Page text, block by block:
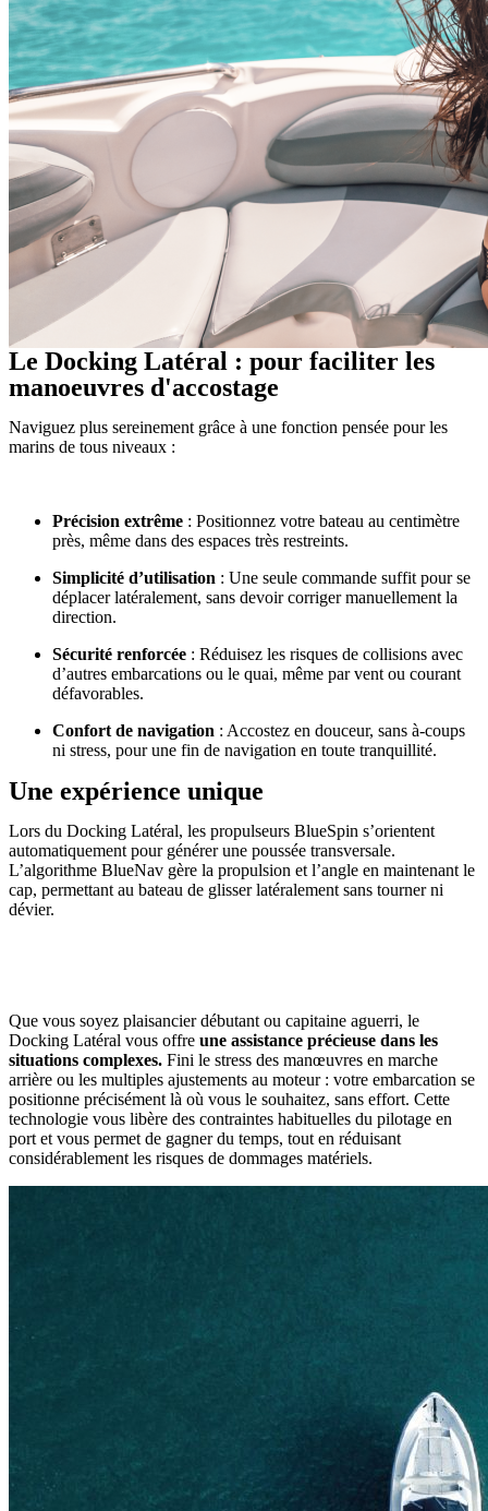
Le Docking Latéral : pour faciliter les
manoeuvres d'accostage
Naviguez plus sereinement grâce à une fonction pensée pour les
marins de tous niveaux :
Précision extrême : Positionnez votre bateau au centimètre
près, même dans des espaces très restreints.
Simplicité d’utilisation : Une seule commande suffit pour se
déplacer latéralement, sans devoir corriger manuellement la
direction.
Sécurité renforcée : Réduisez les risques de collisions avec
d’autres embarcations ou le quai, même par vent ou courant
défavorables.
Confort de navigation : Accostez en douceur, sans à-coups
ni stress, pour une fin de navigation en toute tranquillité.
Une expérience unique
Lors du Docking Latéral, les propulseurs BlueSpin s’orientent
automatiquement pour générer une poussée transversale.
L’algorithme BlueNav gère la propulsion et l’angle en maintenant le
cap, permettant au bateau de glisser latéralement sans tourner ni
dévier.
Que vous soyez plaisancier débutant ou capitaine aguerri, le
Docking Latéral vous offre une assistance précieuse dans les
situations complexes. Fini le stress des manœuvres en marche
arrière ou les multiples ajustements au moteur : votre embarcation se
positionne précisément là où vous le souhaitez, sans effort. Cette
technologie vous libère des contraintes habituelles du pilotage en
port et vous permet de gagner du temps, tout en réduisant
considérablement les risques de dommages matériels.